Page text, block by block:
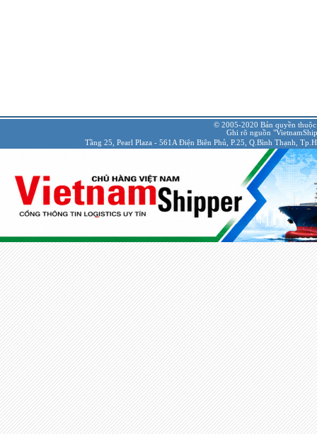
© 2005-2020 Bản quyền
Ghi rõ nguồn
Tầng 25, Pearl Plaza - 561A Điện Biên Phủ, P.25, Q.Bình Thạnh,